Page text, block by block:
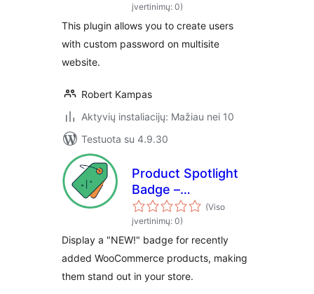
įvertinimų: 0)
This plugin allows you to create users
with custom password on multisite
website.
Robert Kampas
Aktyvių instaliacijų: Mažiau nei 10
Testuota su 4.9.30
Product Spotlight
Badge –
WooCommerce
Product Highlights
Instantly
(Viso
įvertinimų: 0)
Display a "NEW!" badge for recently
added WooCommerce products, making
them stand out in your store.